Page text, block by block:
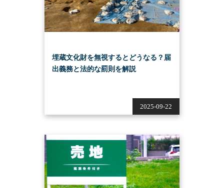
2025-09-22
埋蔵文化財を無視するとどうなる？届
出義務と法的な罰則を解説